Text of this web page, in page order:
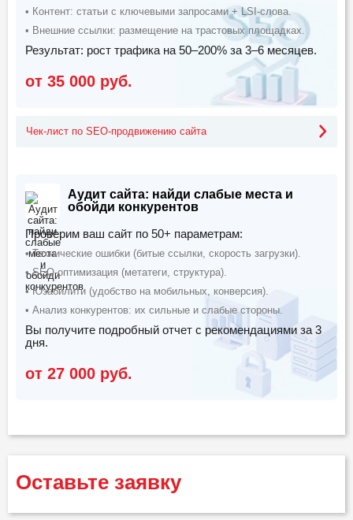
• Контент: статьи с ключевыми запросами + LSI-слова.
• Внешние ссылки: размещение на трастовых площадках.
Результат: рост трафика на 50–200% за 3–6 месяцев.
от 35 000 руб.
Чек-лист по SEO-продвижению сайта
Аудит сайта: найди слабые места и
обойди конкурентов
Проверим ваш сайт по 50+ параметрам:
• Технические ошибки (битые ссылки, скорость загрузки).
• SEO-оптимизация (метатеги, структура).
• Юзабилити (удобство на мобильных, конверсия).
• Анализ конкурентов: их сильные и слабые стороны.
Вы получите подробный отчет с рекомендациями за 3
дня.
от 27 000 руб.
Оставьте заявку